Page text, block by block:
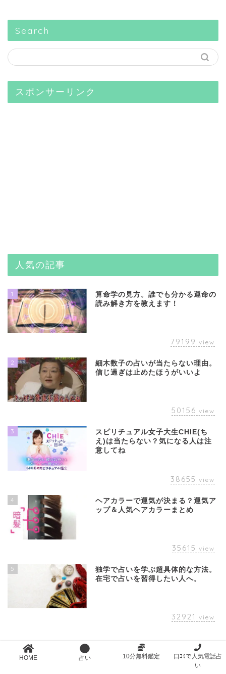
Search
スポンサーリンク
人気の記事
1
算命学の見方。誰でも分かる運命の
読み解き方を教えます！
79199 view
2
細木数子の占いが当たらない理由。
信じ過ぎは止めたほうがいいよ
50156 view
3
スピリチュアル女子大生CHIE(ち
え)は当たらない？気になる人は注
意してね
38655 view
4
ヘアカラーで運気が決まる？運気ア
ップ＆人気ヘアカラーまとめ
35615 view
5
独学で占いを学ぶ超具体的な方法。
在宅で占いを習得したい人へ。
32921 view
new entry
HOME 占い 10分無料鑑定
口ｺﾐで人気電話占
い